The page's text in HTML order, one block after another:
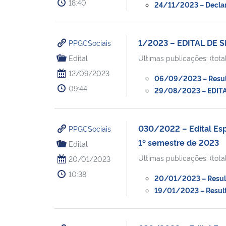
18:40 24/11/2023 –
PPGCSociais
Edital
12/09/2023
09:44
1/2023 – EDITAL DE
Ultimas publicações:
06/09/2023 –
29/08/2023 –
PPGCSociais
Edital
20/01/2023
10:38
030/2022 – Edital
1º semestre de 2023
Ultimas publicações:
20/01/2023 –
19/01/2023 –